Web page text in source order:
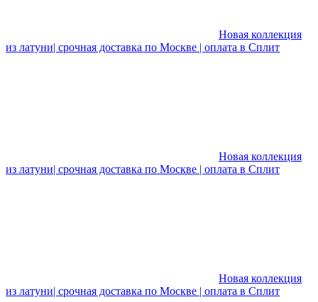
Новая коллекция
из латуни| срочная доставка по Москве | оплата в Сплит
Новая коллекция
из латуни| срочная доставка по Москве | оплата в Сплит
Новая коллекция
из латуни| срочная доставка по Москве | оплата в Сплит